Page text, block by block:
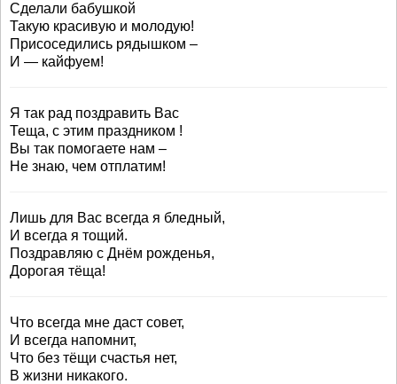
Сделали бабушкой
Такую красивую и молодую!
Присоседились рядышком –
И — кайфуем!
Я так рад поздравить Вас
Теща, с этим праздником !
Вы так помогаете нам –
Не знаю, чем отплатим!
Лишь для Вас всегда я бледный,
И всегда я тощий.
Поздравляю с Днём рожденья,
Дорогая тёща!
Что всегда мне даст совет,
И всегда напомнит,
Что без тёщи счастья нет,
В жизни никакого.